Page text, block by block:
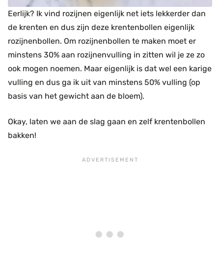
Eerlijk? Ik vind rozijnen eigenlijk net iets lekkerder dan
de krenten en dus zijn deze krentenbollen eigenlijk
rozijnenbollen. Om rozijnenbollen te maken moet er
minstens 30% aan rozijnenvulling in zitten wil je ze zo
ook mogen noemen. Maar eigenlijk is dat wel een karige
vulling en dus ga ik uit van minstens 50% vulling (op
basis van het gewicht aan de bloem).
Okay, laten we aan de slag gaan en zelf krentenbollen
bakken!